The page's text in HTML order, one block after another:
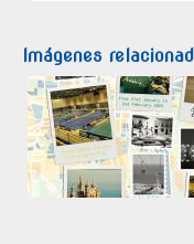
Imágenes